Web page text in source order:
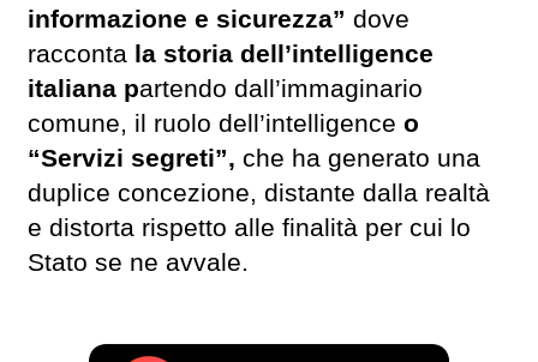
informazione e sicurezza” dove
racconta la storia dell’intelligence
italiana partendo dall’immaginario
comune, il ruolo dell’intelligence o
“Servizi segreti”, che ha generato una
duplice concezione, distante dalla realtà
e distorta rispetto alle finalità per cui lo
Stato se ne avvale.